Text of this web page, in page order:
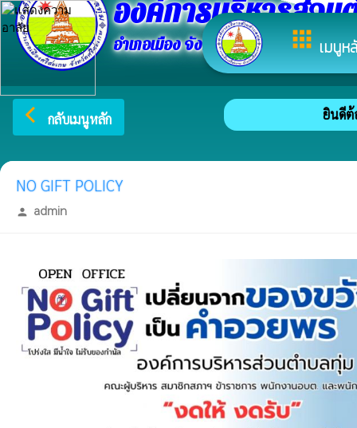
appsเมนูห
องค์การบริหารส่วน
อำเภอเมือง จังหวัดศรีสะเกษ
arrow_back_ios กลับเมนูหลัก ยินดีต้
NO GIFT POLICY
person admin